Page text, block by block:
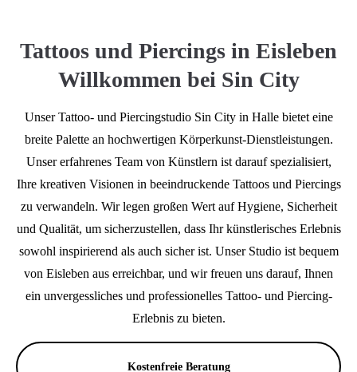
Tattoos und Piercings in Eisleben
Willkommen bei Sin City
Unser Tattoo- und Piercingstudio Sin City in Halle bietet eine
breite Palette an hochwertigen Körperkunst-Dienstleistungen.
Unser erfahrenes Team von Künstlern ist darauf spezialisiert,
Ihre kreativen Visionen in beeindruckende Tattoos und Piercings
zu verwandeln. Wir legen großen Wert auf Hygiene, Sicherheit
und Qualität, um sicherzustellen, dass Ihr künstlerisches Erlebnis
sowohl inspirierend als auch sicher ist. Unser Studio ist bequem
von Eisleben aus erreichbar, und wir freuen uns darauf, Ihnen
ein unvergessliches und professionelles Tattoo- und Piercing-
Erlebnis zu bieten.
Kostenfreie Beratung